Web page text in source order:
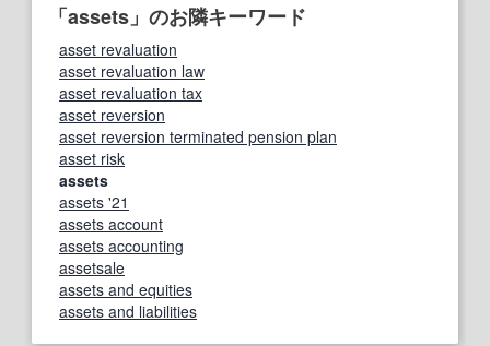
「assets」のお隣キーワード
asset revaluation
asset revaluation law
asset revaluation tax
asset reversion
asset reversion terminated pension plan
asset risk
assets
assets '21
assets account
assets accounting
assetsale
assets and equities
assets and liabilities